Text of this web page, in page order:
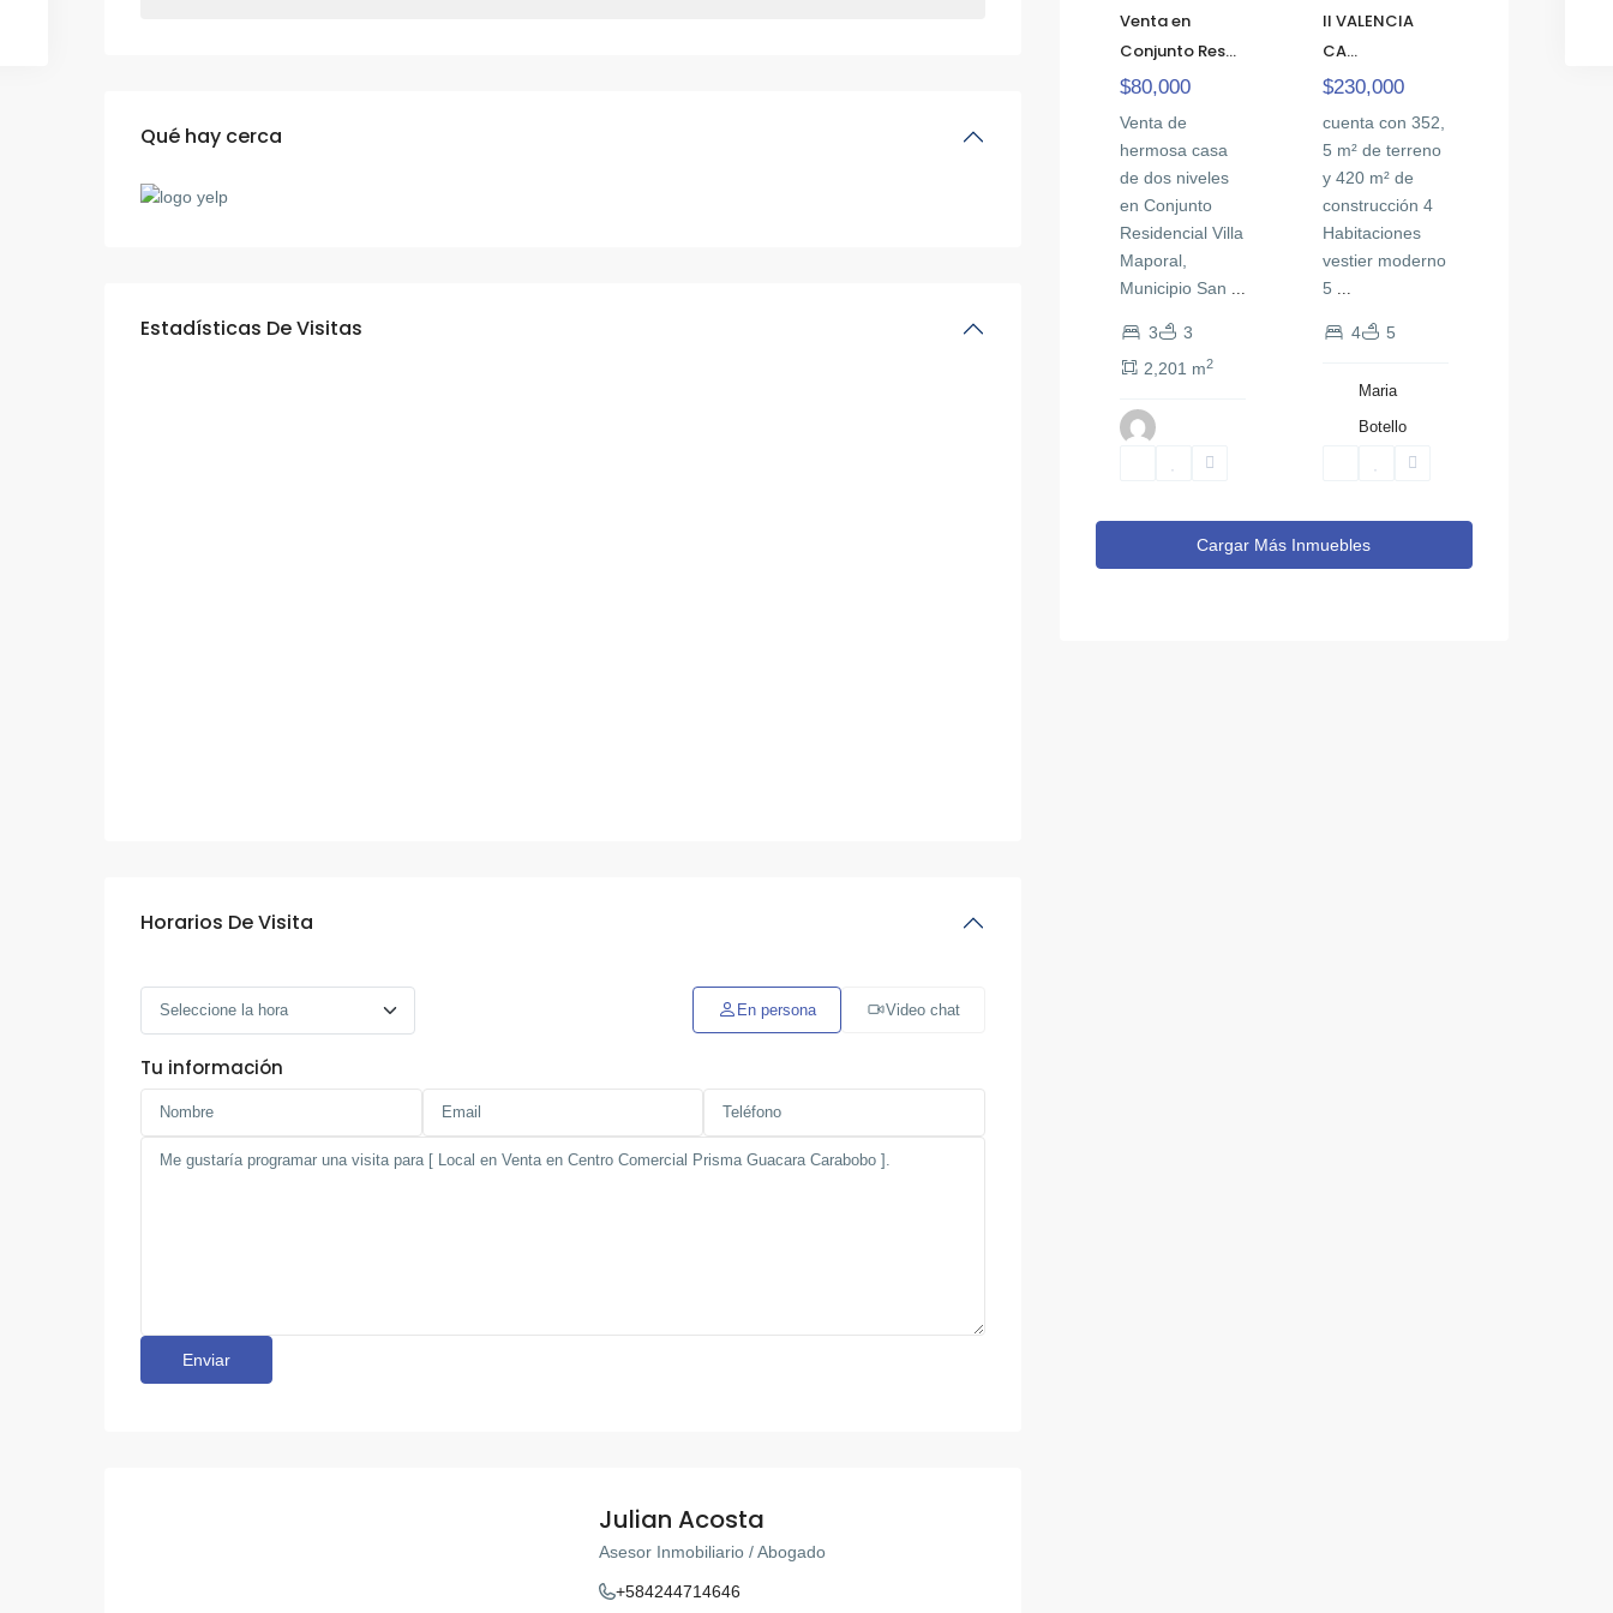
Qué hay cerca
Estadísticas De Visitas
Horarios De Visita
En persona Video chat
Tu información
Julian Acosta
Asesor Inmobiliario / Abogado
+584244714646
Venta en
Conjunto Res...
$80,000
Venta de
hermosa casa
de dos niveles
en Conjunto
Residencial Villa
Maporal,
Municipio San ...
3
3
2,201 m2
II VALENCIA
CA...
$230,000
cuenta con 352,
5 m² de terreno
y 420 m² de
construcción 4
Habitaciones
vestier moderno
5 ...
4 5
Maria
Botello
Cargar Más Inmuebles